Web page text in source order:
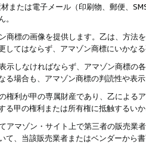
または電子メール（印刷物、郵便、
。
商標の画像を提供します。乙は、方
してはならず、アマゾン商標にいかな
示しなければならず、アマゾン商標
る場合も、アマゾン商標の判読性や表
権利が甲の専属財産であり、乙による
る甲の権利または所有権に抵触するい
アマゾン・サイト上で第三者の販売
て、当該販売業者またはベンダーから